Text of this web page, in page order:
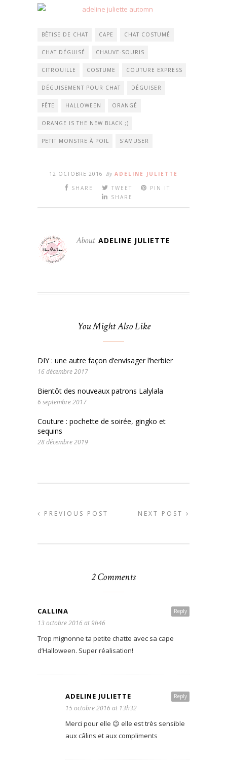
BÊTISE DE CHAT CAPE CHAT COSTUMÉ
CHAT DÉGUISÉ CHAUVE-SOURIS
CITROUILLE COSTUME COUTURE EXPRESS
DÉGUISEMENT POUR CHAT DÉGUISER
FÊTE HALLOWEEN ORANGÉ
ORANGE IS THE NEW BLACK ;)
PETIT MONSTRE À POIL S'AMUSER
12 OCTOBRE 2016 By ADELINE JULIETTE
SHARE
TWEET
PIN IT
SHARE
About ADELINE JULIETTE
You Might Also Like
DIY : une autre façon d’envisager l’herbier
16 décembre 2017
Bientôt des nouveaux patrons Lalylala
6 septembre 2017
Couture : pochette de soirée, gingko et
sequins
28 décembre 2019
PREVIOUS POST NEXT POST
2 Comments
Reply
CALLINA
13 octobre 2016 at 9h46
Trop mignonne ta petite chatte avec sa cape
d’Halloween. Super réalisation!
Reply
ADELINE JULIETTE
15 octobre 2016 at 13h32
Merci pour elle 😉 elle est très sensible
aux câlins et aux compliments